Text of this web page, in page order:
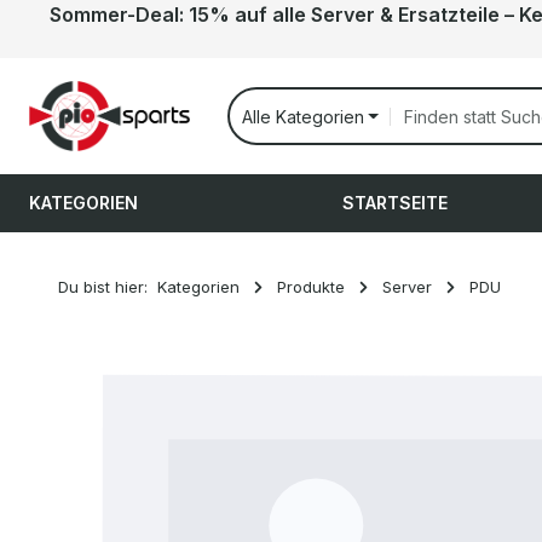
Hauptinhalt springen
Zur Suche springen
Zur Hauptnavigation springen
Sommer-Deal: 15% auf alle Server & Ersatzteile –
Alle Kategorien
KATEGORIEN STARTSEITE
Du bist hier: Kategorien Produkte Server PDU